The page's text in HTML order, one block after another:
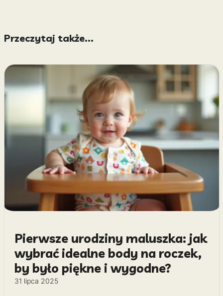
Przeczytaj także...
Pierwsze urodziny maluszka: jak
wybrać idealne body na roczek,
by było piękne i wygodne?
31 lipca 2025